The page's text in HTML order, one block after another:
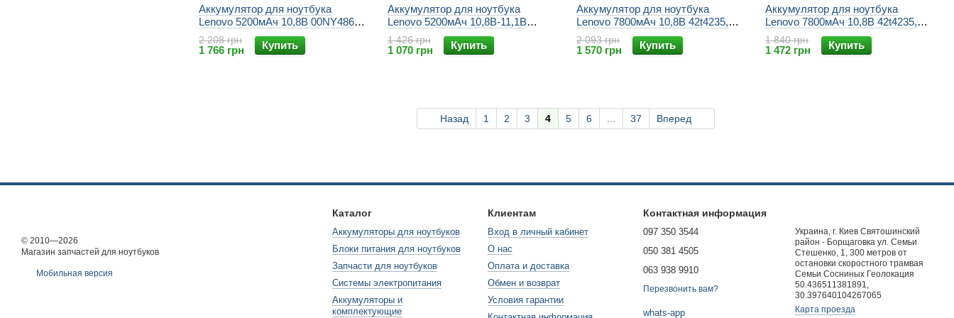
Аккумулятор для ноутбука
Lenovo 5200мАч 10,8В 00NY486
00NY488 SB10H45071
SB10H45073 Lenovo L560 Lenovo
L570 ThinkPad L560 ThinkPad L570
2 208 грн
1 766 грн Купить
Аккумулятор для ноутбука
Lenovo 5200мАч 10,8В-11,1В
42t4682, l08c3b21, l08s6c21,
l08s6y21, lenovo s10, lenovo s12,
ideapad s10, lenovo s9
1 426 грн
1 070 грн Купить
Аккумулятор для ноутбука
Lenovo 7800мАч 10,8В 42t4235,
42t4708, 42t4733, 42t4751, 42t4752,
42t4753, 42t4755, 42t4791, lenovo
sl510, thinkpad t420, lenovo t520,
2 093 грн
1 570 грн Купить
Аккумулятор для ноутбука
Lenovo 7800мАч 10,8В 42t4235,
42t4708, 42t4733, 42t4751, 42t4752,
42t4753, 42t4755, 42t4791, Lenovo
L430, Lenovo L530, Lenovo T430,
1 840 грн
1 472 грн Купить
Назад 1 2 3 4 5 6 37 Вперед
© 2010—2026
Магазин запчастей для ноутбуков
Мобильная версия
Каталог
Аккумуляторы для ноутбуков
Блоки питания для ноутбуков
Запчасти для ноутбуков
Системы электропитания
Аккумуляторы и
комплектующие
Клиентам
Вход в личный кабинет
О нас
Оплата и доставка
Обмен и возврат
Условия гарантии
Контактная информация
097 350 3544
050 381 4505
063 938 9910
Перезвонить вам?
whats-app
Украина, г. Киев Святошинский
район - Борщаговка ул. Семьи
Стешенко, 1, 300 метров от
остановки скоростного трамвая
Семьи Сосниных Геолокация
50.436511381891,
30.397640104267065
Карта проезда